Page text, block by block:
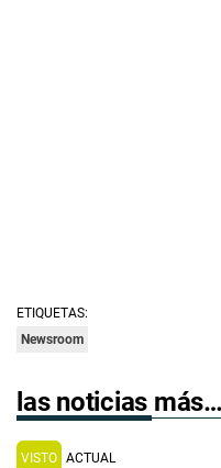
ETIQUETAS:
Newsroom
las noticias más…
VISTO ACTUAL